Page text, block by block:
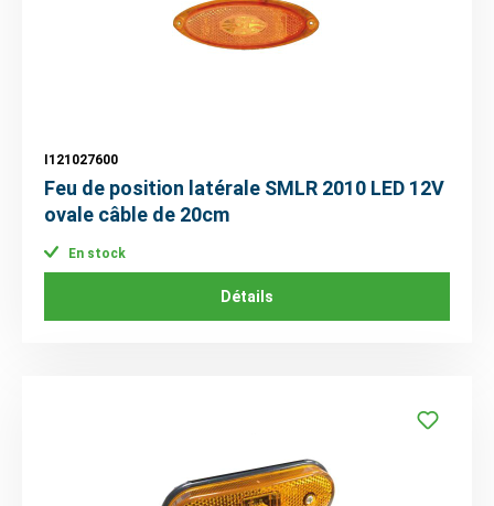
I121027600
Feu de position latérale SMLR 2010 LED 12V
ovale câble de 20cm
En stock
Détails